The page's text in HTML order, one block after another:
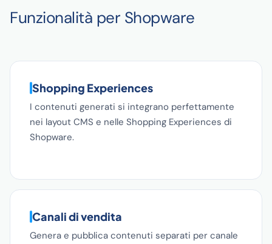
Funzionalità per Shopware
Shopping Experiences
I contenuti generati si integrano perfettamente
nei layout CMS e nelle Shopping Experiences di
Shopware.
Canali di vendita
Genera e pubblica contenuti separati per canale